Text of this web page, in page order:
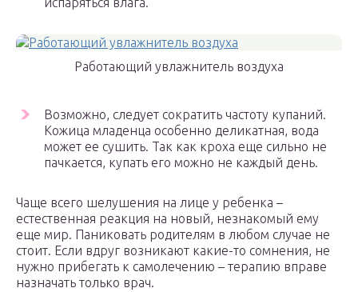
Работающий увлажнитель воздуха
Возможно, следует сократить частоту купаний.
Кожица младенца особенно деликатная, вода
может ее сушить. Так как кроха еще сильно не
пачкается, купать его можно не каждый день.
Чаще всего шелушения на лице у ребенка –
естественная реакция на новый, незнакомый ему
еще мир. Паниковать родителям в любом случае не
стоит. Если вдруг возникают какие-то сомнения, не
нужно прибегать к самолечению – терапию вправе
назначать только врач.